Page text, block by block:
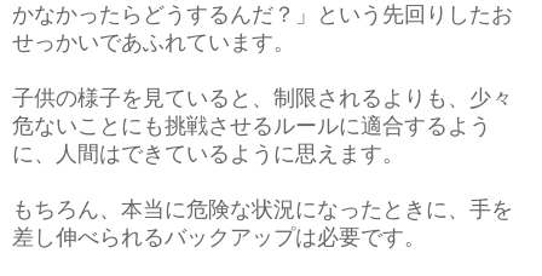
かなかったらどうするんだ？」という先回りしたお
せっかいであふれています。
子供の様子を見ていると、制限されるよりも、少々
危ないことにも挑戦させるルールに適合するよう
に、人間はできているように思えます。
もちろん、本当に危険な状況になったときに、手を
差し伸べられるバックアップは必要です。